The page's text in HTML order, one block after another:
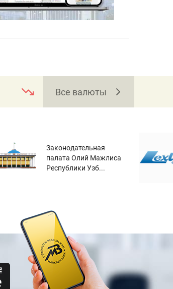
Все валюты
Законодательная
палата Олий Мажлиса
Республики Узб...